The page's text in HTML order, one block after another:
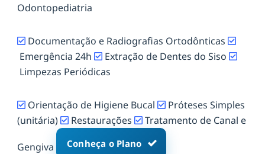
Odontopediatria
Documentação e Radiografias Ortodônticas
Emergência 24h
Extração de Dentes do Siso
Limpezas Periódicas
Orientação de Higiene Bucal
Próteses Simples
(unitária)
Restaurações Tratamento de Canal e
Gengiva Conheça o Plano